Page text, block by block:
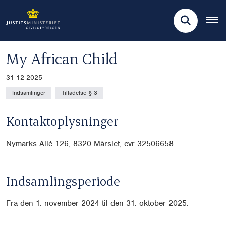
My African Child
31-12-2025
Indsamlinger Tilladelse § 3
Kontaktoplysninger
Nymarks Allé 126, 8320 Mårslet, cvr 32506658
Indsamlingsperiode
Fra den 1. november 2024 til den 31. oktober 2025.